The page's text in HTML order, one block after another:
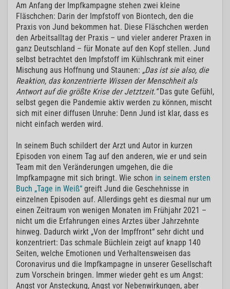
Am Anfang der Impfkampagne stehen zwei kleine
Fläschchen: Darin der Impfstoff von Biontech, den die
Praxis von Jund bekommen hat. Diese Fläschchen werden
den Arbeitsalltag der Praxis – und vieler anderer Praxen in
ganz Deutschland – für Monate auf den Kopf stellen. Jund
selbst betrachtet den Impfstoff im Kühlschrank mit einer
Mischung aus Hoffnung und Staunen: „Das ist sie also, die
Reaktion, das konzentrierte Wissen der Menschheit als
Antwort auf die größte Krise der Jetztzeit.“Das gute Gefühl,
selbst gegen die Pandemie aktiv werden zu können, mischt
sich mit einer diffusen Unruhe: Denn Jund ist klar, dass es
nicht einfach werden wird.
In seinem Buch schildert der Arzt und Autor in kurzen
Episoden von einem Tag auf den anderen, wie er und sein
Team mit den Veränderungen umgehen, die die
Impfkampagne mit sich bringt. Wie schon in seinem ersten
Buch „Tage in Weiß“ greift Jund die Geschehnisse in
einzelnen Episoden auf. Allerdings geht es diesmal nur um
einen Zeitraum von wenigen Monaten im Frühjahr 2021 –
nicht um die Erfahrungen eines Arztes über Jahrzehnte
hinweg. Dadurch wirkt „Von der Impffront“ sehr dicht und
konzentriert: Das schmale Büchlein zeigt auf knapp 140
Seiten, welche Emotionen und Verhaltensweisen das
Coronavirus und die Impfkampagne in unserer Gesellschaft
zum Vorschein bringen. Immer wieder geht es um Angst:
Angst vor Ansteckung, Angst vor Nebenwirkungen, aber